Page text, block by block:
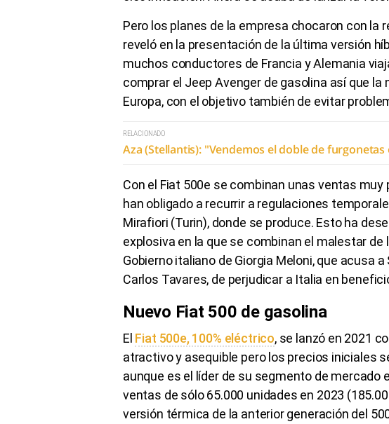
Pero los planes de la empresa chocaron con la
reveló en la presentación de la última versión
muchos conductores de Francia y Alemania
comprar el Jeep Avenger de gasolina así que
Europa, con el objetivo también de evitar
RELACIONADO
Aza (Stellantis): "Vendemos el doble de furgonetas
Con el Fiat 500e se combinan unas ventas
han obligado a recurrir a regulaciones
Mirafiori (Turin), donde se produce. Esto ha
explosiva en la que se combinan el malestar
Gobierno italiano de Giorgia Meloni, que acusa
Carlos Tavares, de perjudicar a Italia en
Nuevo Fiat 500 de gasolina
El Fiat 500e, 100% eléctrico, se lanzó en 2021
atractivo y asequible pero los precios iniciales
aunque es el líder de su segmento de mercado
ventas de sólo 65.000 unidades en 2023
versión térmica de la anterior generación del